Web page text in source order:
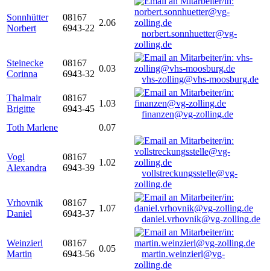
Sonnhütter
Norbert
08167
6943-22
2.06
norbert.sonnhuetter@vg-
zolling.de
Steinecke
Corinna
08167
6943-32
0.03
vhs-zolling@vhs-moosburg.de
Thalmair
Brigitte
08167
6943-45
1.03
finanzen@vg-zolling.de
Toth Marlene
0.07
Vogl
Alexandra
08167
6943-39
1.02
vollstreckungsstelle@vg-
zolling.de
Vrhovnik
Daniel
08167
6943-37
1.07
daniel.vrhovnik@vg-zolling.de
Weinzierl
Martin
08167
6943-56
0.05
martin.weinzierl@vg-
zolling.de